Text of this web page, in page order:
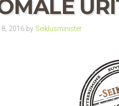
2016 by Seiklusminister